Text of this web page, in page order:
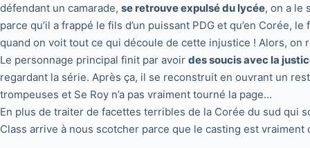
défendant un camarade, se retrouve expulsé du lycée, on a le
parce qu’il a frappé le fils d’un puissant PDG et qu’en Corée,
quand on voit tout ce qui découle de cette injustice ! Alors, on
Le personnage principal finit par avoir des soucis avec la
regardant la série. Après ça, il se reconstruit en ouvrant un
trompeuses et Se Roy n’a pas vraiment tourné la page…
En plus de traiter de facettes terribles de la Corée du sud qui
Class arrive à nous scotcher parce que le casting est vraiment